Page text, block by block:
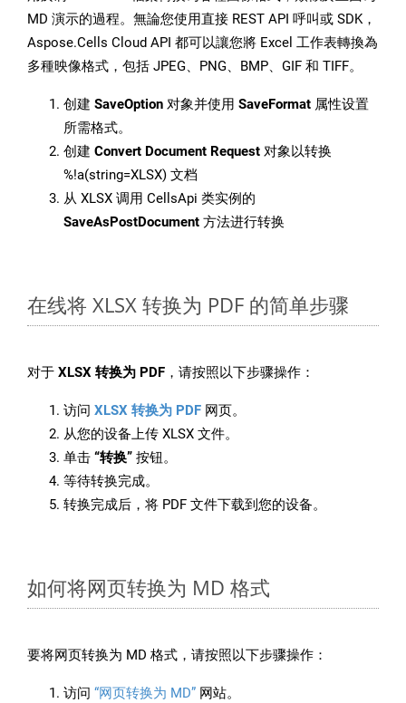
MD 演示的過程。無論您使用直接 REST API 呼叫或 SDK，
Aspose.Cells Cloud API 都可以讓您將 Excel 工作表轉換為
多種映像格式，包括 JPEG、PNG、BMP、GIF 和 TIFF。
创建 SaveOption 对象并使用 SaveFormat 属性设置
所需格式。
创建 Convert Document Request 对象以转换
%!a(string=XLSX) 文档
从 XLSX 调用 CellsApi 类实例的
SaveAsPostDocument 方法进行转换
在线将 XLSX 转换为 PDF 的简单步骤
对于 XLSX 转换为 PDF ，请按照以下步骤操作：
访问 XLSX 转换为 PDF 网页。
从您的设备上传 XLSX 文件。
单击 “转换” 按钮。
等待转换完成。
转换完成后，将 PDF 文件下载到您的设备。
如何将网页转换为 MD 格式
要将网页转换为 MD 格式，请按照以下步骤操作：
访问 “网页转换为 MD” 网站。